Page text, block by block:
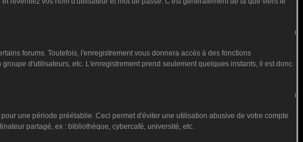
forums. Toutefois, l'enregistrement vous donnera accès à des fonctions
d'utilisateurs, etc. L'enregistrement prend seulement quelques instants, il est donc
une période préétablie. Ceci permet d'éviter une utilisation abusive de votre compte
partagé, ex : bibliothèque, cybercafé, université, etc.